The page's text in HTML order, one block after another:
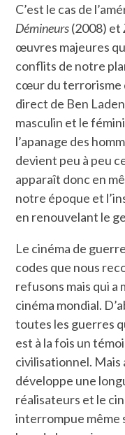
C’est le cas de
Démineurs(2008) et
œuvres majeures
conflits de notre
cœur du terrorisme
direct de Ben
masculin et le
l’apanage des
devient peu à peu
apparaît donc en
notre époque et
en renouvelant le
Le cinéma de
codes que nous
refusons mais qui a
cinéma mondial.
toutes les guerres
est à la fois un
civilisationnel. Mais
développe une
réalisateurs et le
interrompue même